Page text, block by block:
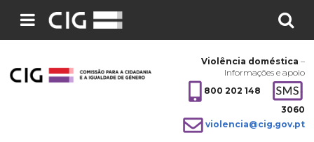
Violência doméstica –
Informações e apoio
800 202 148
3060
violencia@cig.gov.pt
Pesquisar